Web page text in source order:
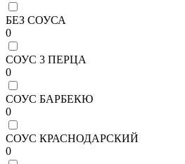
БЕЗ СОУСА
0
СОУС 3 ПЕРЦА
0
СОУС БАРБЕКЮ
0
СОУС КРАСНОДАРСКИЙ
0